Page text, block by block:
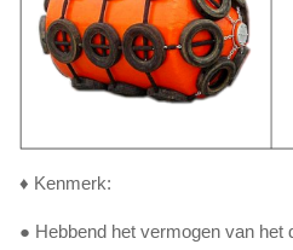
♦ Kenmerk:
● Hebbend het vermogen van het